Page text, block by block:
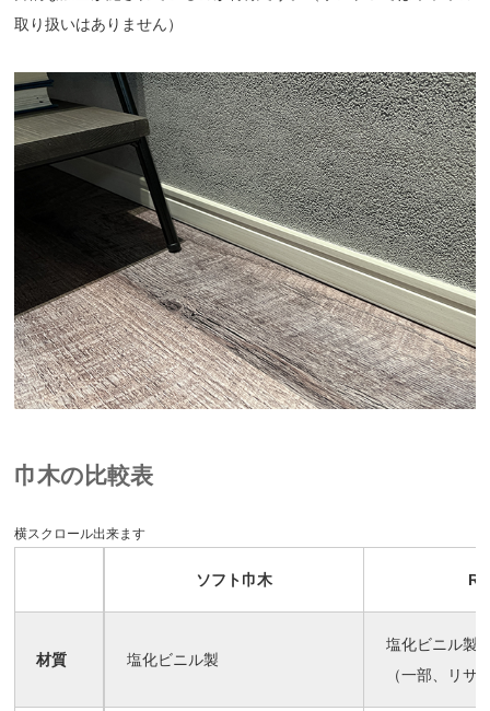
取り扱いはありません）
巾木の比較表
横スクロール出来ます
ソフト巾木
材質 塩化ビニル製
塩化ビニル製
（一部、リサ